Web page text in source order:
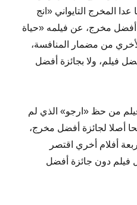
المخرج التايواني «انج
أفضل مخرج، عن فيلمه «حياة
من مضمار المنافسة،
فيلم، ولا بجائزة أفضل
من حظ «ارجو» الذي لم
أصلا لجائزة أفضل مخرج،
أفلام أخري اقتصر
فيلم دون جائزة أفضل